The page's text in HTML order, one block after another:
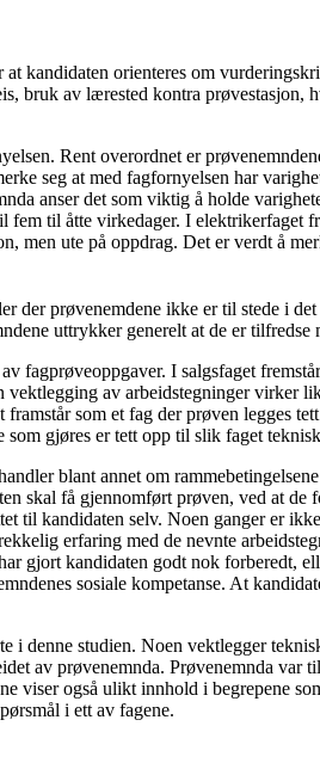
orienteres om
av lærested kontra prøvestasjon,
Rent overordnet er
seg at med fagfornyelsen har
anser det som viktig å holde
til åtte virkedager. I elektrikerfaget
men ute på oppdrag. Det er verdt å
prøvenemdene ikke er til stede i
uttrykker generelt at de er
fagprøveoppgaver. I salgsfaget
av arbeidstegninger virker
som et fag der prøven legges
gjøres er tett opp til slik faget
blant annet om
skal få gjennomført prøven, ved at de
til kandidaten selv. Noen ganger er
erfaring med de nevnte
kandidaten godt nok forberedt,
sosiale kompetanse. At
denne studien. Noen vektlegger
av prøvenemnda. Prøvenemnda var
viser også ulikt innhold i begrepene
i ett av fagene.